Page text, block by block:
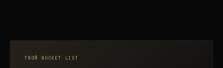
ТВОЙ BUCKET LIST